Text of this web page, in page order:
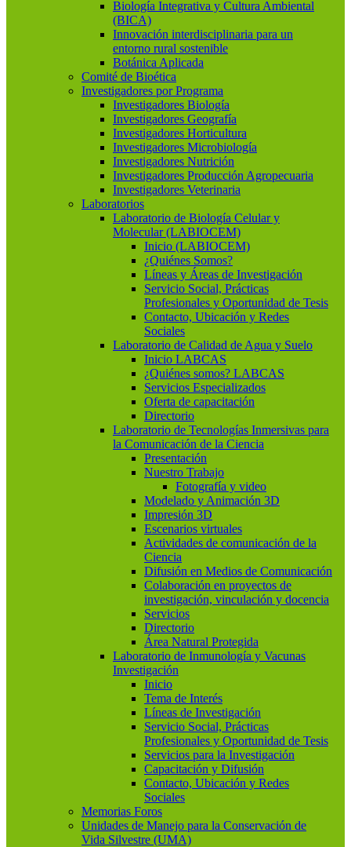
Biología Integrativa y Cultura Ambiental
(BICA)
Innovación interdisciplinaria para un
entorno rural sostenible
Botánica Aplicada
Comité de Bioética
Investigadores por Programa
Investigadores Biología
Investigadores Geografía
Investigadores Horticultura
Investigadores Microbiología
Investigadores Nutrición
Investigadores Producción Agropecuaria
Investigadores Veterinaria
Laboratorios
Laboratorio de Biología Celular y
Molecular (LABIOCEM)
Inicio (LABIOCEM)
¿Quiénes Somos?
Líneas y Áreas de Investigación
Servicio Social, Prácticas
Profesionales y Oportunidad de Tesis
Contacto, Ubicación y Redes
Sociales
Laboratorio de Calidad de Agua y Suelo
Inicio LABCAS
¿Quiénes somos? LABCAS
Servicios Especializados
Oferta de capacitación
Directorio
Laboratorio de Tecnologías Inmersivas para
la Comunicación de la Ciencia
Presentación
Nuestro Trabajo
Fotografía y video
Modelado y Animación 3D
Impresión 3D
Escenarios virtuales
Actividades de comunicación de la
Ciencia
Difusión en Medios de Comunicación
Colaboración en proyectos de
investigación, vinculación y docencia
Servicios
Directorio
Área Natural Protegida
Laboratorio de Inmunología y Vacunas
Investigación
Inicio
Tema de Interés
Líneas de Investigación
Servicio Social, Prácticas
Profesionales y Oportunidad de Tesis
Servicios para la Investigación
Capacitación y Difusión
Contacto, Ubicación y Redes
Sociales
Memorias Foros
Unidades de Manejo para la Conservación de
Vida Silvestre (UMA)